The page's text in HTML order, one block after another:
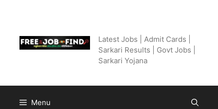
Latest Jobs | Admit Cards |
Sarkari Results | Govt Jobs |
Sarkari Yojana
Menu